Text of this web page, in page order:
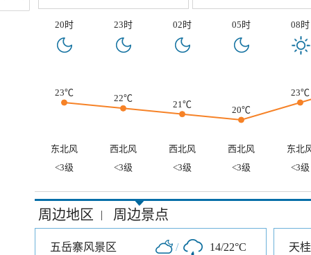
20时 23时 02时 05时 08时
23℃
22℃
21℃
20℃
23℃
东北风 西北风 西北风 西北风
东北
<3级
<3级 <3级 <3级 <3级
周边地区 | 周边景点
五岳寨风景区 / 14/22°C 天